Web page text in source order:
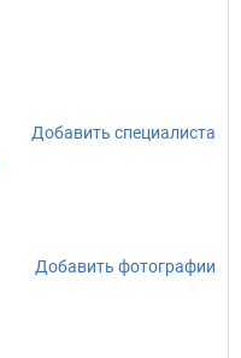
Добавить специалиста
Добавить фотографии